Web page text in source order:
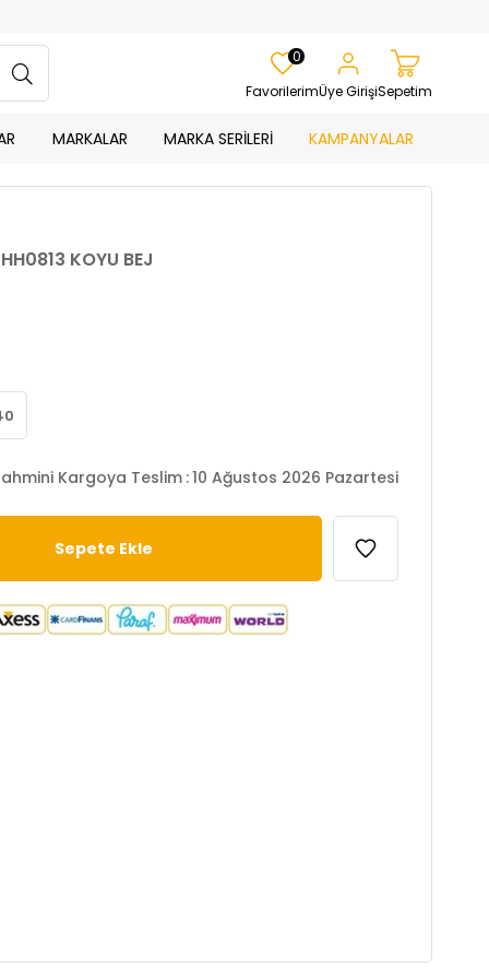
Favorilerim
0
Üye GirişiSepetim
MARKALAR MARKA SERİLERİ KAMPANYALAR
KOYU BEJ
Kargoya Teslim :10 Ağustos 2026 Pazartesi